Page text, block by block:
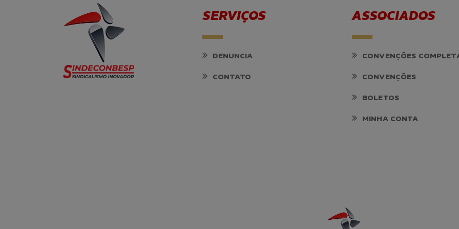
SERVIÇOS
DENUNCIA
CONTATO
ASSOCIADOS
CONVENÇÕES
CONVENÇÕES
BOLETOS
MINHA CONTA